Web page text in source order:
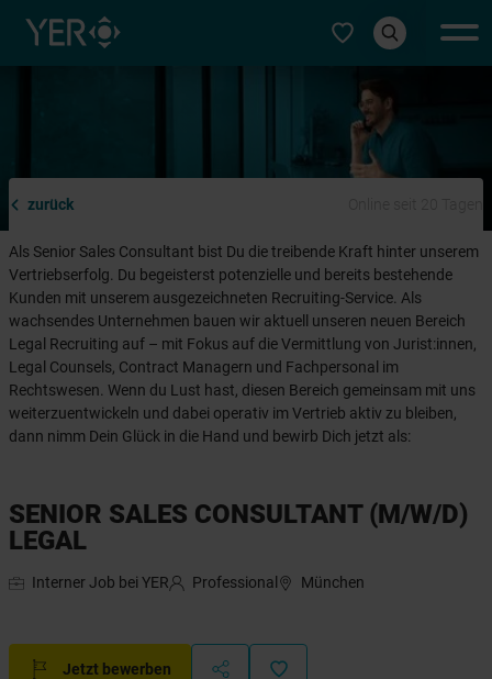
Typ auswählen
zurück
Als Senior Sales Consultant bist Du die treibende Kraft hinter unserem
Vertriebserfolg. Du begeisterst potenzielle und bereits bestehende
Kunden mit unserem ausgezeichneten Recruiting-Service. Als
wachsendes Unternehmen bauen wir aktuell unseren neuen Bereich
Legal Recruiting auf – mit Fokus auf die Vermittlung von Jurist:innen,
Legal Counsels, Contract Managern und Fachpersonal im
Rechtswesen. Wenn du Lust hast, diesen Bereich gemeinsam mit uns
weiterzuentwickeln und dabei operativ im Vertrieb aktiv zu bleiben,
dann nimm Dein Glück in die Hand und bewirb Dich jetzt als:
SENIOR SALES CONSULTANT (M/W/D)
LEGAL
Interner Job bei YER Professional München
Jetzt bewerben